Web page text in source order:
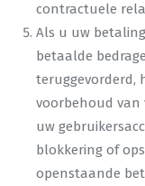
contractuele
Als u uw
betaalde
teruggevorderd,
voorbehoud van
uw
blokkering of
openstaande